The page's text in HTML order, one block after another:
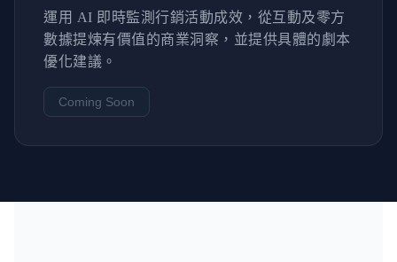
運用 AI 即時監測行銷活動成效，從互動及零方
數據提煉有價值的商業洞察，並提供具體的劇本
優化建議。
Coming Soon